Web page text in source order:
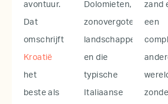
avontuur.
Dat
omschrijft
Kroatië
het
beste als
Dolomieten,
zonovergoten
landschappen
en die
typische
Italiaanse
zand
een